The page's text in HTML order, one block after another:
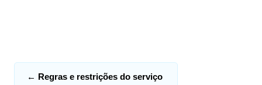
← Regras e restrições do serviço